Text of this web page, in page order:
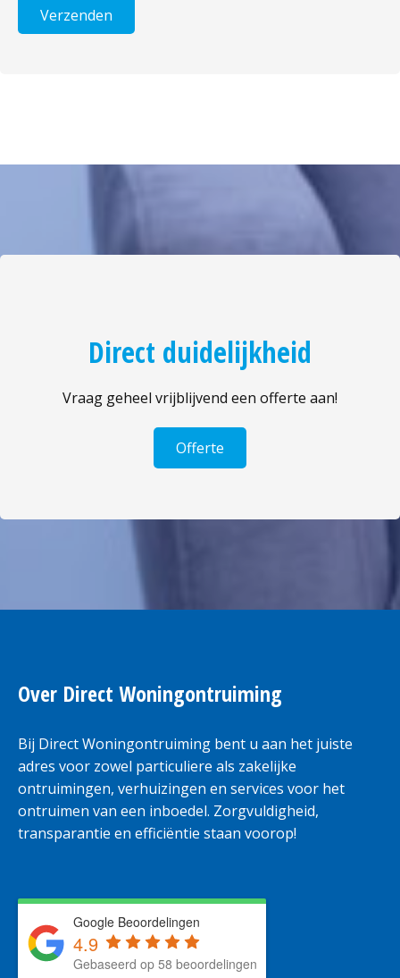
Direct duidelijkheid
Vraag geheel vrijblijvend een offerte aan!
Offerte
Over Direct Woningontruiming
Bij Direct Woningontruiming bent u aan het juiste
adres voor zowel particuliere als zakelijke
ontruimingen, verhuizingen en services voor het
ontruimen van een inboedel. Zorgvuldigheid,
transparantie en efficiëntie staan voorop!
Google Beoordelingen
4.9
Gebaseerd op 58 beoordelingen